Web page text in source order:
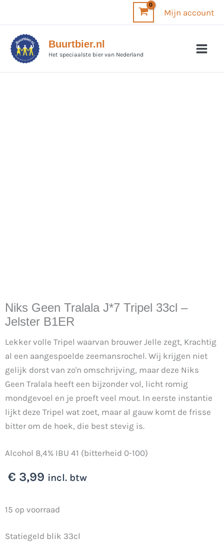
inhoud
Mijn account
Buurtbier.nl
Het speciaalste bier van Nederland
Niks Geen Tralala J*7 Tripel 33cl –
Jelster B1ER
Lekker volle Tripel waarvan brouwer Jelle zegt, Krachtig
al een aangespoelde zeemansrochel. Wij krijgen niet
gelijk dorst van zo'n omschrijving, maar deze Niks
Geen Tralala heeft een bijzonder vol, licht romig
mondgevoel en je proeft veel mout. In eerste instantie
lijkt deze Tripel wat zoet, maar al gauw komt de frisse
bitter om de hoek, die best stevig is.
Alcohol 8,4% IBU 41 (bitterheid 0-100)
€ 3,99 incl. btw
15 op voorraad
Statiegeld blik 33cl
Niks
Tralala